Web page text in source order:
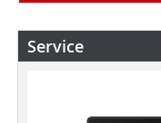
Service